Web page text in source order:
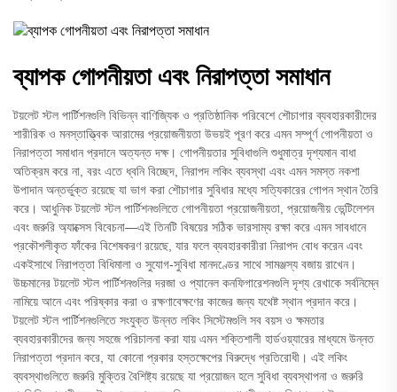
ব্যাপক গোপনীয়তা এবং নিরাপত্তা সমাধান
টয়লেট স্টল পার্টিশনগুলি বিভিন্ন বাণিজ্যিক ও প্রতিষ্ঠানিক পরিবেশে শৌচাগার ব্যবহারকারীদের
শারীরিক ও মনস্তাত্ত্বিক আরামের প্রয়োজনীয়তা উভয়ই পূরণ করে এমন সম্পূর্ণ গোপনীয়তা ও
নিরাপত্তা সমাধান প্রদানে অত্যন্ত দক্ষ। গোপনীয়তার সুবিধাগুলি শুধুমাত্র দৃশ্যমান বাধা
অতিক্রম করে না, বরং এতে ধ্বনি বিচ্ছেদ, নিরাপদ লকিং ব্যবস্থা এবং এমন সমস্ত নকশা
উপাদান অন্তর্ভুক্ত রয়েছে যা ভাগ করা শৌচাগার সুবিধার মধ্যে সত্যিকারের গোপন স্থান তৈরি
করে। আধুনিক টয়লেট স্টল পার্টিশনগুলিতে গোপনীয়তা প্রয়োজনীয়তা, প্রয়োজনীয় ভেন্টিলেশন
এবং জরুরি অ্যাক্সেস বিবেচনা—এই তিনটি বিষয়ের সঠিক ভারসাম্য রক্ষা করে এমন সাবধানে
প্রকৌশলীকৃত ফাঁকের বিশেষকরণ রয়েছে, যার ফলে ব্যবহারকারীরা নিরাপদ বোধ করেন এবং
একইসাথে নিরাপত্তা বিধিমালা ও সুযোগ-সুবিধা মানদণ্ডের সাথে সামঞ্জস্য বজায় রাখেন।
উচ্চমানের টয়লেট স্টল পার্টিশনগুলির দরজা ও প্যানেল কনফিগারেশনগুলি দৃশ্য রেখাকে সর্বনিম্নে
নামিয়ে আনে এবং পরিষ্কার করা ও রক্ষণাবেক্ষণের কাজের জন্য যথেষ্ট স্থান প্রদান করে।
টয়লেট স্টল পার্টিশনগুলিতে সংযুক্ত উন্নত লকিং সিস্টেমগুলি সব বয়স ও ক্ষমতার
ব্যবহারকারীদের জন্য সহজে পরিচালনা করা যায় এমন শক্তিশালী হার্ডওয়্যারের মাধ্যমে উন্নত
নিরাপত্তা প্রদান করে, যা কোনো প্রকার হস্তক্ষেপের বিরুদ্ধে প্রতিরোধী। এই লকিং
ব্যবস্থাগুলিতে জরুরি মুক্তির বৈশিষ্ট্য রয়েছে যা প্রয়োজন হলে সুবিধা ব্যবস্থাপনা ও জরুরি